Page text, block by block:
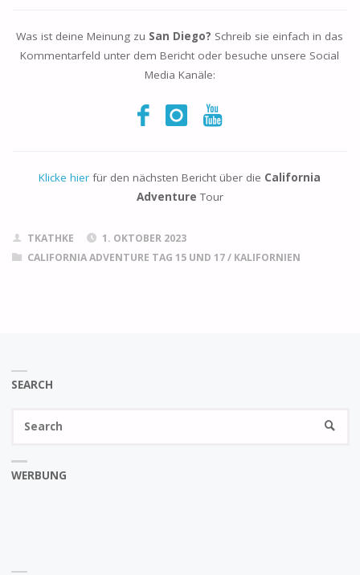
Was ist deine Meinung zu San Diego? Schreib sie einfach in das
Kommentarfeld unter dem Bericht oder besuche unsere Social
Media Kanäle:
Klicke hierfür den nächsten Bericht über die California
Adventure Tour
TKATHKE
1. OKTOBER 2023
CALIFORNIA ADVENTURE TAG 15 UND 17/ KALIFORNIEN
SEARCH
WERBUNG